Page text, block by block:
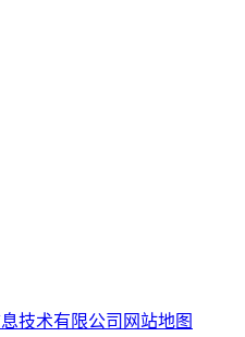
技术有限公司 网站地图